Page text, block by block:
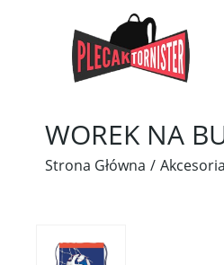
WOREK NA
Strona Główna Akcesoria